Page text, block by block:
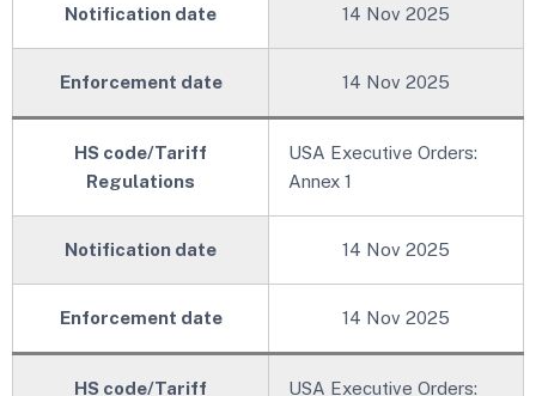
Notification date 14 Nov 2025
Enforcement date 14 Nov 2025
HS code/Tariff
Regulations
USA Executive Orders:
Annex 1
Notification date 14 Nov 2025
Enforcement date 14 Nov 2025
HS code/Tariff USA Executive Orders: